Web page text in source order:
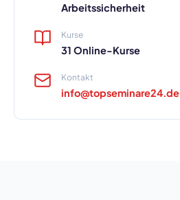
Arbeitssicherheit
Kurse
31 Online-Kurse
Kontakt
info@topseminare24.de